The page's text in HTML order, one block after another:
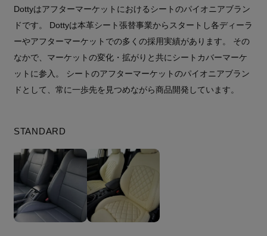
Dottyはアフターマーケットにおけるシートのパイオニアブラン
ドです。 Dottyは本革シート張替事業からスタートし各ディーラ
ーやアフターマーケットでの多くの採用実績があります。 その
なかで、マーケットの変化・拡がりと共にシートカバーマーケ
ットに参入。 シートのアフターマーケットのパイオニアブラン
ドとして、常に一歩先を見つめながら商品開発しています。
STANDARD